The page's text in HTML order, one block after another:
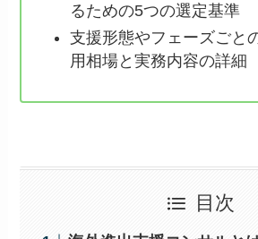
るための5つの選定基準
支援形態やフェーズごと
用相場と実務内容の詳細
目次